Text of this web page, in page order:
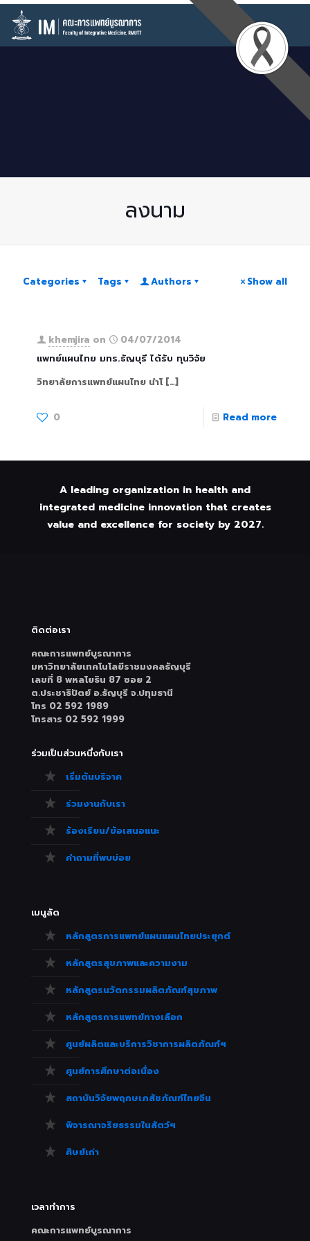
ลงนาม
Categories Tags Authors Show all
khemjira on
04/07/2014
แพทย์แผนไทย มทร.ธัญบุรี ได้รับ ทุนวิจัย
วิทยาลัยการแพทย์แผนไทย นำโ […]
0 Read more
A leading organization in health and
integrated medicine innovation that creates
value and excellence for society by 2027.
ติดต่อเรา
คณะการแพทย์บูรณาการ
มหาวิทยาลัยเทคโนโลยีราชมงคลธัญบุรี
เลขที่ 8 พหลโยธิน 87 ซอย 2
ต.ประชาธิปัตย์ อ.ธัญบุรี จ.ปทุมธานี
โทร 02 592 1989
โทรสาร 02 592 1999
ร่วมเป็นส่วนหนึ่งกับเรา
เริ่มต้นบริจาค
ร่วมงานกับเรา
ร้องเรียน/ข้อเสนอแนะ
คำถามที่พบบ่อย
เมนูลัด
หลักสูตรการแพทย์แผนแผนไทยประยุกต์
หลักสูตรสุขภาพและความงาม
หลักสูตรนวัตกรรมผลิตภัณฑ์สุขภาพ
หลักสูตรการแพทย์ทางเลือก
ศูนย์ผลิตและบริการวิชาการผลิตภัณฑ์ฯ
ศูนย์การศึกษาต่อเนื่อง
สถาบันวิจัยพฤกษเภสัชภัณฑ์ไทยจีน
พิจารณาจริยธรรมในสัตว์ฯ
ศิษย์เก่า
เวลาทำการ
คณะการแพทย์บูรณาการ